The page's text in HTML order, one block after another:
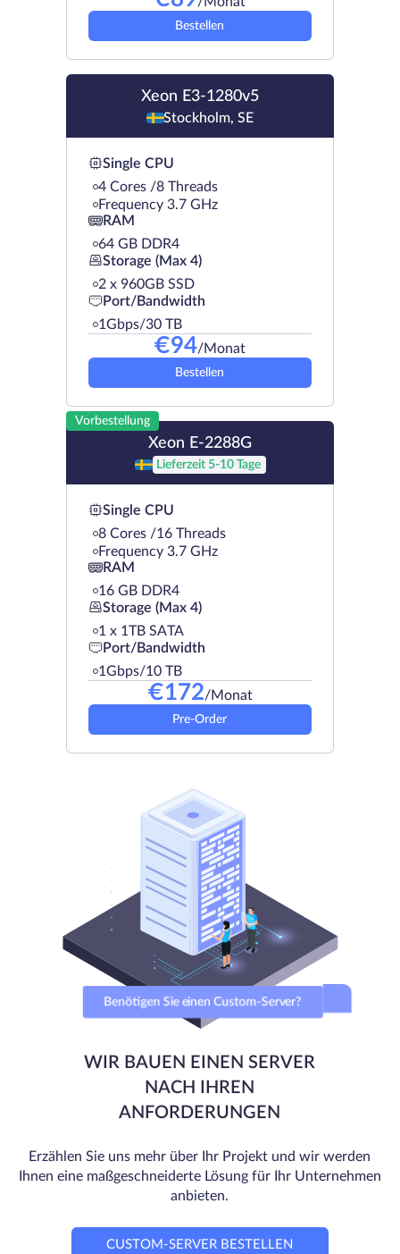
Bestellen
Xeon E3-1280v5
Stockholm, SE
Single CPU
4 Cores /8 Threads
Frequency 3.7 GHz
RAM
64 GB DDR4
Storage (Max 4)
2 х 960GB SSD
Port/Bandwidth
1Gbps/30 TB
€94/Monat
Bestellen
Vorbestellung
Xeon E-2288G
Lieferzeit 5-10 Tage
Single CPU
8 Cores /16 Threads
Frequency 3.7 GHz
RAM
16 GB DDR4
Storage (Max 4)
1 х 1TB SATA
Port/Bandwidth
1Gbps/10 TB
€172/Monat
Pre-Order
Benötigen Sie einen Custom-Server?
WIR BAUEN EINEN SERVER
NACH IHREN
ANFORDERUNGEN
Erzählen Sie uns mehr über Ihr Projekt und wir werden
Ihnen eine maßgeschneiderte Lösung für Ihr Unternehmen
anbieten.
CUSTOM-SERVER BESTELLEN